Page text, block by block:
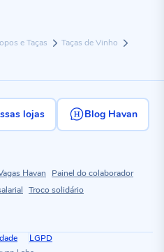
e Taças Taças de Vinho
lojas Blog Havan
Havan
Painel do colaborador
Troco solidário
LGPD